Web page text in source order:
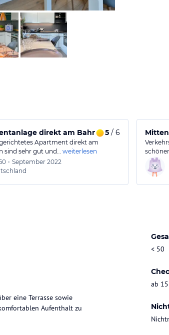
direkt am Bahnhof
5/ 6
Apartment direkt am
sind sehr gut und… weiterlesen
• September 2022
< 50
ab
eine Terrasse sowie
Aufenthalt zu